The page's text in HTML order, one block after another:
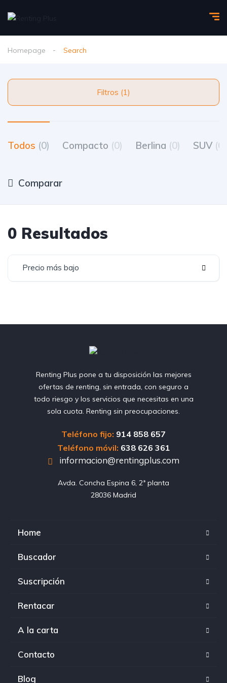
Homepage Search
Filtros (1)
Todos (0) Compacto (0) Berlina (0) SUV (0)
Comparar
0 Resultados
Precio más bajo
Renting Plus pone a tu disposición las mejores
ofertas de renting, sin entrada, con seguro a
todo riesgo y los servicios que necesitas en una
sola cuota. Renting sin preocupaciones.
Teléfono fijo: 914 858 657
Teléfono móvil: 638 626 361
informacion@rentingplus.com
Avda. Concha Espina 6, 2ª planta
28036 Madrid
Home
Buscador
Suscripción
Rentacar
A la carta
Contacto
Blog